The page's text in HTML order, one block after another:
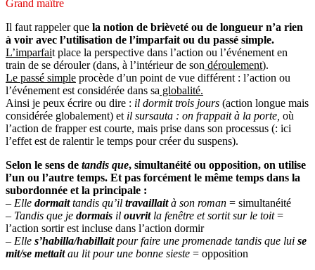
Grand maître
Il faut rappeler que la notion de brièveté ou de longueur n’a rien
à voir avec l’utilisation de l’imparfait ou du passé simple.
L’imparfait place la perspective dans l’action ou l’événement en
train de se dérouler (dans, à l’intérieur de son déroulement).
Le passé simple procède d’un point de vue différent : l’action ou
l’événement est considérée dans sa globalité.
Ainsi je peux écrire ou dire : il dormit trois jours (action longue mais
considérée globalement) et il sursauta : on frappait à la porte, où
l’action de frapper est courte, mais prise dans son processus (: ici
l’effet est de ralentir le temps pour créer du suspens).
Selon le sens de tandis que, simultanéité ou opposition, on utilise
l’un ou l’autre temps. Et pas forcément le même temps dans la
subordonnée et la principale :
– Elle dormaittandis qu’il travaillaità son roman = simultanéité
– Tandis que je dormais il ouvritla fenêtre et sortit sur le toit=
l’action sortir est incluse dans l’action dormir
– Elle s’habilla/habillaitpour faire une promenade tandis que lui se
mit/se mettaitau lit pour une bonne sieste = opposition